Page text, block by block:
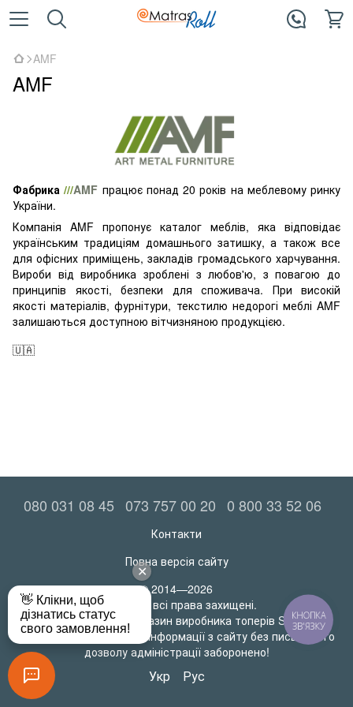
AMF
AMF
Фабрика///AMF працює понад 20 років на меблевому ринку
України.
Компанія AMF пропонує каталог меблів, яка відповідає
українським традиціям домашнього затишку, а також все
для офісних приміщень, закладів громадського харчування.
Вироби від виробника зроблені з любов'ю, з повагою до
принципів якості, безпеки для споживача. При високій
якості матеріалів, фурнітури, текстилю недорогі меблі AMF
залишаються доступною вітчизняною продукцією.
🇺🇦
080 031 08 45 073 757 00 20 0 800 33 52 06
Контакти
Повна версія сайту
© 2014—2026
MatrasRoll всі права захищені.
Офіційний інтернет-магазин виробника топерів SleepTech
Будь-яке використання інформації з сайту без письмового
дозволу адміністрації заборонено!
Укр Рус
КНОПКА
ЗВ'ЯЗКУ